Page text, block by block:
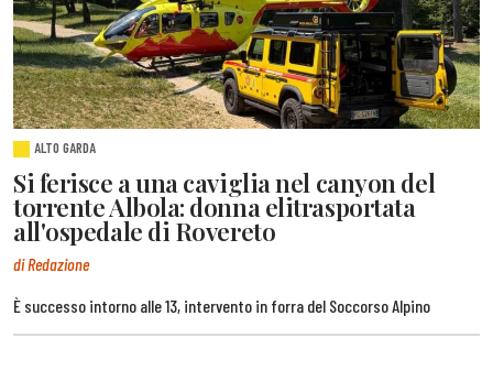
ALTO GARDA
Si ferisce a una caviglia nel canyon del
torrente Albola: donna elitrasportata
all'ospedale di Rovereto
di Redazione
È successo intorno alle 13, intervento in forra del Soccorso Alpino